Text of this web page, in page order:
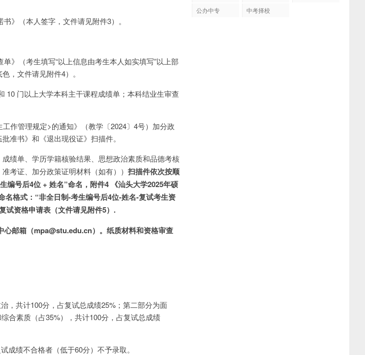
》（本人签字，文件请见附件3）。
》（考生填写“以上信息由考生本人如实填写”以上部
，文件请见附件4）。
10 门以上大学本科主干课程成绩单；本科结业生审查
作管理规定>的通知》（教学〔2024〕4号）加分政
准书》和《退出现役证》扫描件。
成绩单、学历学籍核验结果、思想政治素质和品德考核
考证、加分政策证明材料（如有）） 扫描件依次按顺
编号后4位 + 姓名”命名，附件4 《汕头大学2025年硕
格式：“非全日制-考生编号后4位-姓名-复试考生资
试资格申请表（文件请见附件5）.
心邮箱（mpa@stu.edu.cn）。纸质材料和资格审查
，共计100分，占复试总成绩25%；第二部分为面
合素质（占35%），共计100分，占复试总成绩
成绩不合格者（低于60分）不予录取。
公办中专
中考择校